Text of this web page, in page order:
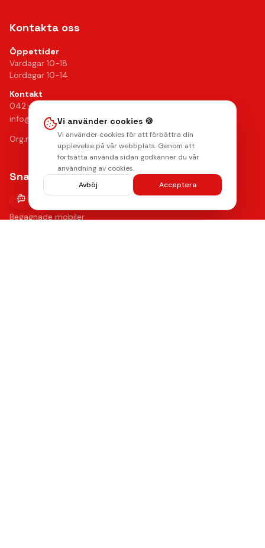
Kontakta oss
Öppettider
Vardagar 10-18
Lördagar 10-14
Kontakt
042-24 25 02
info@mobilkliniken.se
Org.nr: 556946-9199
Snabblänkar
Reparationer
Begagnade mobiler
Vi använder cookies 🍪
Vi använder cookies för att förbättra din
upplevelse på vår webbplats. Genom att
fortsätta använda sidan godkänner du vår
användning av cookies.
Avböj
Acceptera